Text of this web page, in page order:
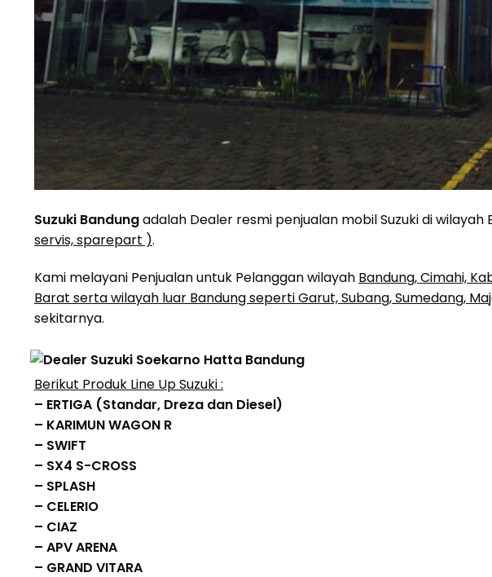
Suzuki Bandungadalah Dealer resmi penjualan mobil Suzuki di wilayah
servis, sparepart ).
Kami melayani Penjualan untuk Pelanggan wilayah Bandung, Cimahi,
Barat serta wilayah luar Bandung seperti Garut, Subang, Sumedang,
sekitarnya.
Berikut Produk Line Up Suzuki :
– ERTIGA (Standar, Dreza dan Diesel)
– KARIMUN WAGON R
– SWIFT
– SX4 S-CROSS
– SPLASH
– CELERIO
– CIAZ
– APV ARENA
– GRAND VITARA